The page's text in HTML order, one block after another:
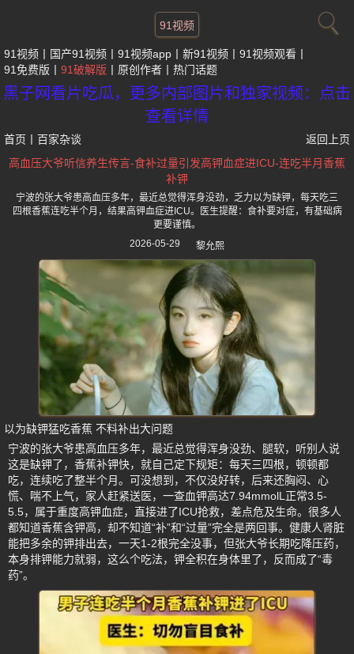
91视频
91视频 国产91视频 91视频app 新91视频
91视频观看
91免费版
91破解版 原创作者 热门话题
黑子网看片吃瓜，更多内部图片和独家视频：点击
查看详情
首页 百家杂谈
返回上页
高血压大爷听信养生传言-食补过量引发高钾血症进ICU-连吃半月香蕉
补钾
宁波的张大爷患高血压多年，最近总觉得浑身没劲，乏力以为缺钾，每天吃三
四根香蕉连吃半个月，结果高钾血症进ICU。医生提醒：食补要对症，有基础病
更要谨慎。
2026-05-29
黎允熙
以为缺钾猛吃香蕉 不料补出大问题
宁波的张大爷患高血压多年，最近总觉得浑身没劲、腿软，听别人说
这是缺钾了，香蕉补钾快，就自己定下规矩：每天三四根，顿顿都
吃，连续吃了整半个月。可没想到，不仅没好转，后来还胸闷、心
慌、喘不上气，家人赶紧送医，一查血钾高达7.94mmolL正常3.5-
5.5，属于重度高钾血症，直接进了ICU抢救，差点危及生命。很多人
都知道香蕉含钾高，却不知道“补”和“过量”完全是两回事。健康人肾脏
能把多余的钾排出去，一天1-2根完全没事，但张大爷长期吃降压药，
本身排钾能力就弱，这么个吃法，钾全积在身体里了，反而成了“毒
药”。